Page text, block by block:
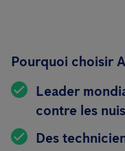
Pourquoi choisir
Leader
contre les
Des